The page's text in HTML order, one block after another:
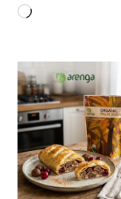
Memuat...